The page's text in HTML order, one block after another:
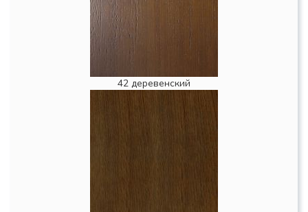
42 деревенский